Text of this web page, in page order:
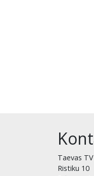
Taevas
Ristiku 10